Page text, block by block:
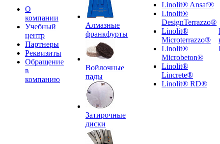
О
компании
Учебный
центр
Партнеры
Реквизиты
Обращение
в
компанию
Алмазные
франкфурты
Войлочные
пады
Затирочные
диски
Linolit® Ansaf®
Linolit®
DesignTerrazzo®
Linolit®
Microterrazzo®
Linolit®
Microbeton®
Linolit®
Lincrete®
Linolit® RD®